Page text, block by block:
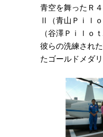
青空を舞ったＲ
Ⅱ（青山Ｐｉｌ
（谷澤Ｐｉｌｏ
彼らの洗練され
たゴールドメダ